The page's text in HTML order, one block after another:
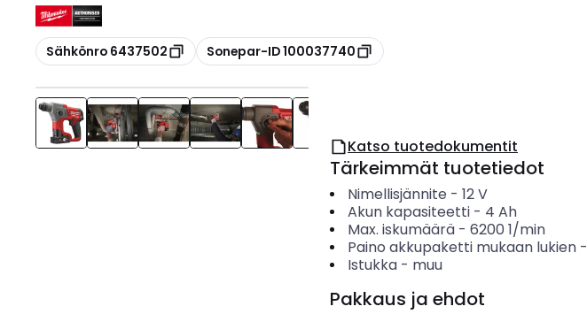
Kopioi
Sähkönro 6437502 Kopioi
Sonepar-ID 100037740
Katso tuotedokumentit
Tärkeimmät tuotetiedot
Nimellisjännite - 12V
Akun kapasiteetti- 4 Ah
Max. iskumäärä- 6200 1/min
Paino akkupaketti mukaan lukien-
Istukka- muu
Pakkaus ja ehdot